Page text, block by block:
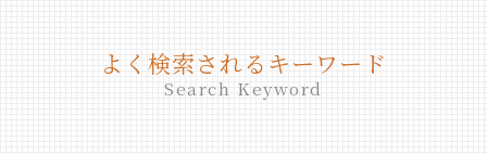
よく検索されるキーワード
Search Keyword